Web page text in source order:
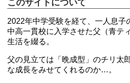
このサイトについて
2022年中学受験を経て、一人息子
中高一貫校に入学させた父（青テ
生活を綴る。
父の見立ては「晩成型」のチリ太
な成長をみせてくれるのか…。